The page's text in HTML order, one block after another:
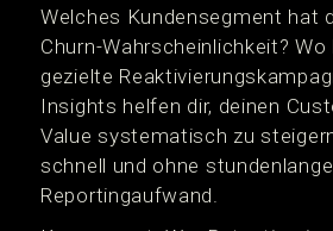
Welches Kundensegment hat
Churn-Wahrscheinlichkeit?
gezielte
Insights helfen dir, deinen
Value systematisch zu
schnell und ohne
Reportingaufwand.